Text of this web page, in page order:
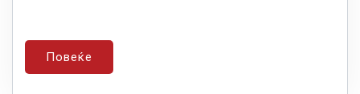
Повеќе